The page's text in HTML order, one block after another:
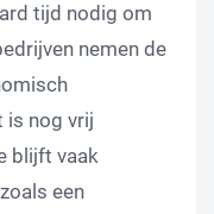
tijd nodig om
nemen de
is nog vrij
blijft vaak
een